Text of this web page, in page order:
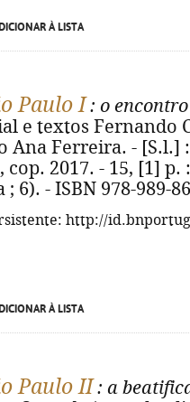
À LISTA
Paulo I : o
e textos Fernando
Ana Ferreira. - [S.l.]
cop. 2017. - 15, [1] p.
; 6). - ISBN 978-989-
http://
À LISTA
Paulo II : a